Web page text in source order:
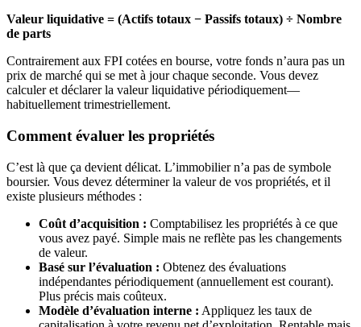
Valeur liquidative = (Actifs totaux − Passifs totaux) ÷ Nombre
de parts
Contrairement aux FPI cotées en bourse, votre fonds n’aura pas un
prix de marché qui se met à jour chaque seconde. Vous devez
calculer et déclarer la valeur liquidative périodiquement—
habituellement trimestriellement.
Comment évaluer les propriétés
C’est là que ça devient délicat. L’immobilier n’a pas de symbole
boursier. Vous devez déterminer la valeur de vos propriétés, et il
existe plusieurs méthodes :
Coût d’acquisition : Comptabilisez les propriétés à ce que
vous avez payé. Simple mais ne reflète pas les changements
de valeur.
Basé sur l’évaluation : Obtenez des évaluations
indépendantes périodiquement (annuellement est courant).
Plus précis mais coûteux.
Modèle d’évaluation interne : Appliquez les taux de